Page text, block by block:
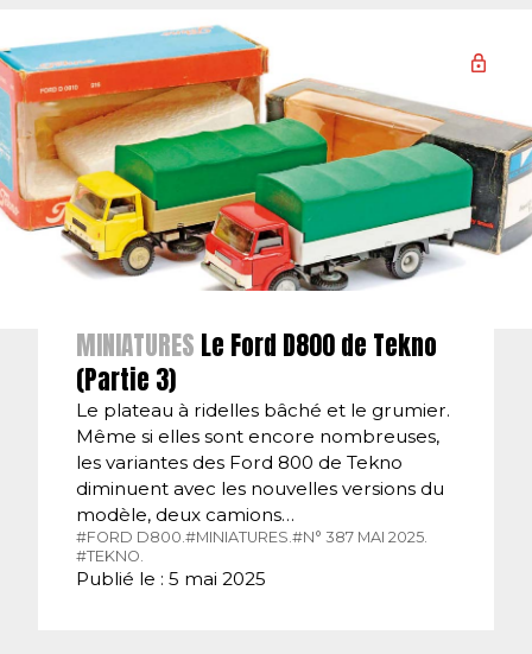
MINIATURES Le Ford D800 de Tekno
(Partie 3)
Le plateau à ridelles bâché et le grumier.
Même si elles sont encore nombreuses,
les variantes des Ford 800 de Tekno
diminuent avec les nouvelles versions du
modèle, deux camions…
#FORD D800.#MINIATURES.#N° 387 MAI 2025.
#TEKNO.
Publié le : 5 mai 2025